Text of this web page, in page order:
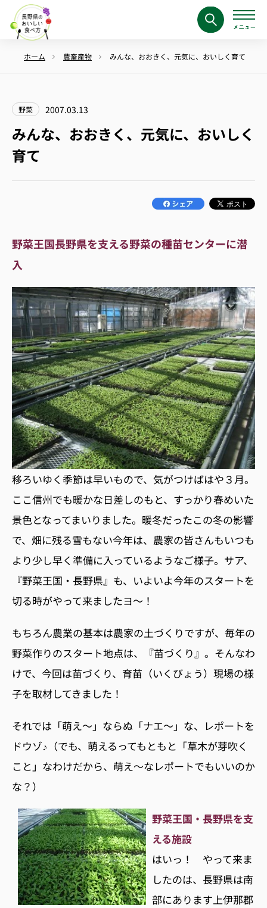
ホーム 農畜産物 みんな、おおきく、元気に、おいしく育て
野菜 2007.03.13
みんな、おおきく、元気に、おいしく
育て
野菜王国長野県を支える野菜の種苗センターに潜
入
移ろいゆく季節は早いもので、気がつけばはや３月。
ここ信州でも暖かな日差しのもと、すっかり春めいた
景色となってまいりました。暖冬だったこの冬の影響
で、畑に残る雪もない今年は、農家の皆さんもいつも
より少し早く準備に入っているようなご様子。サア、
『野菜王国・長野県』も、いよいよ今年のスタートを
切る時がやって来ましたヨ〜！
もちろん農業の基本は農家の土づくりですが、毎年の
野菜作りのスタート地点は、『苗づくり』。そんなわ
けで、今回は苗づくり、育苗（いくびょう）現場の様
子を取材してきました！
それでは「萌え〜」ならぬ「ナエ〜」な、レポートを
ドウゾ♪（でも、萌えるってもともと「草木が芽吹く
こと」なわけだから、萌え〜なレポートでもいいのか
な？）
野菜王国・長野県を支
える施設
はいっ！ やって来ま
したのは、長野県は南
部にあります上伊那郡